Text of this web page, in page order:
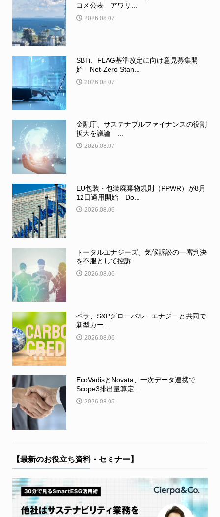
コメ公表 アワリ...
2026.08.07
SBTi、FLAG基準改定に向け意見募集開
始 Net-Zero Stan...
2026.08.07
金融庁、サステナブルファイナンスの役割
拡大を議論 ...
2026.08.07
EU包装・包装廃棄物規則（PPWR）が8月
12日適用開始 Do...
2026.08.06
トータルエナジーズ、気候訴訟の一審判決
を不服として控訴
2026.08.06
ベラ、S&Pグローバル・エナジーと共同で
新型カー...
2026.08.06
EcoVadisとNovata、一次データ連携で
Scope3排出量算定...
2026.08.05
【最新のお役立ち資料・セミナー】